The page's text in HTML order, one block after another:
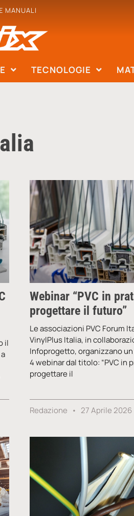
MANUALI
TECNOLOGIE
il
Webinar “PVC in
progettare il futuro”
Le associazioni PVC Forum
VinylPlus Italia, in
Infoprogetto, organizzano
4 webinar dal titolo: “PVC in
progettare il
Redazione 27 Aprile 2026